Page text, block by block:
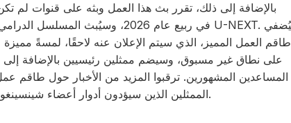
بالإضافة إلى ذلك، تقرر بث هذا العمل وبثه على قنوات لم
طاقم العمل المميز، الذي سيتم الإعلان عنه لاحقًا، لمسةً
على نطاق غير مسبوق، وسيضم ممثلين رئيسيين بالإضافة إلى
المساعدين المشهورين. ترقبوا المزيد من الأخبار حول طاقم
الممثلين الذين سيؤدون أدوار أعضاء شينسينغومي الذين جسدهم العديد من الممثلين المشهورين سابقًا.